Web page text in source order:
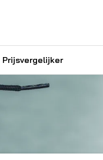
Prijsvergelijker